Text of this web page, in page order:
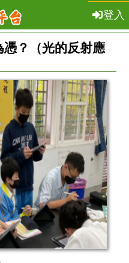
登入
？（光的反射應